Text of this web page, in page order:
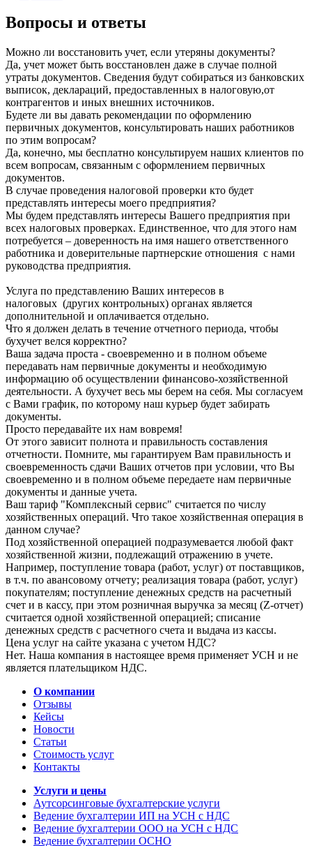
Вопросы и ответы
Можно ли восстановить учет, если утеряны документы?
Да, учет может быть восстановлен даже в случае полной
утраты документов. Сведения будут собираться из банковских
выписок, деклараций, предоставленных в налоговую,от
контрагентов и иных внешних источников.
Будете ли вы давать рекомендации по оформлению
первичных документов, консультировать наших работников
по этим вопросам?
Да, конечно, мы бесплатно консультируем наших клиентов по
всем вопросам, связанным с оформлением первичных
документов.
В случае проведения налоговой проверки кто будет
представлять интересы моего предприятия?
Мы будем представлять интересы Вашего предприятия при
всех налоговых проверках. Единственное, что для этого нам
потребуется – доверенность на имя нашего ответственного
работника и доверительные партнерские отношения с нами
руководства предприятия.
Услуга по представлению Ваших интересов в
налоговых (других контрольных) органах является
дополнительной и оплачивается отдельно.
Что я должен делать в течение отчетного периода, чтобы
бухучет велся корректно?
Ваша задача проста - своевременно и в полном объеме
передавать нам первичные документы и необходимую
информацию об осуществлении финансово-хозяйственной
деятельности. А бухучет весь мы берем на себя. Мы согласуем
с Вами график, по которому наш курьер будет забирать
документы.
Просто передавайте их нам вовремя!
От этого зависит полнота и правильность составления
отчетности. Помните, мы гарантируем Вам правильность и
своевременность сдачи Ваших отчетов при условии, что Вы
своевременно и в полном объеме передаете нам первичные
документы и данные учета.
Ваш тариф "Комплексный сервис" считается по числу
хозяйственных операций. Что такое хозяйственная операция в
данном случае?
Под хозяйственной операцией подразумевается любой факт
хозяйственной жизни, подлежащий отражению в учете.
Например, поступление товара (работ, услуг) от поставщиков,
в т.ч. по авансовому отчету; реализация товара (работ, услуг)
покупателям; поступление денежных средств на расчетный
счет и в кассу, при этом розничная выручка за месяц (Z-отчет)
считается одной хозяйственной операцией; списание
денежных средств с расчетного счета и выдача из кассы.
Цена услуг на сайте указана с учетом НДС?
Нет. Наша компания в настоящее время применяет УСН и не
является плательщиком НДС.
О компании
Отзывы
Кейсы
Новости
Статьи
Стоимость услуг
Контакты
Услуги и цены
Аутсорсинговые бухгалтерские услуги
Ведение бухгалтерии ИП на УСН с НДС
Ведение бухгалтерии ООО на УСН с НДС
Ведение бухгалтерии ОСНО